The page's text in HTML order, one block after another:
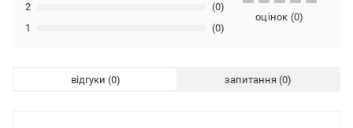
1 (0)
2 (0)
оцінок (0)
відгуки запитання